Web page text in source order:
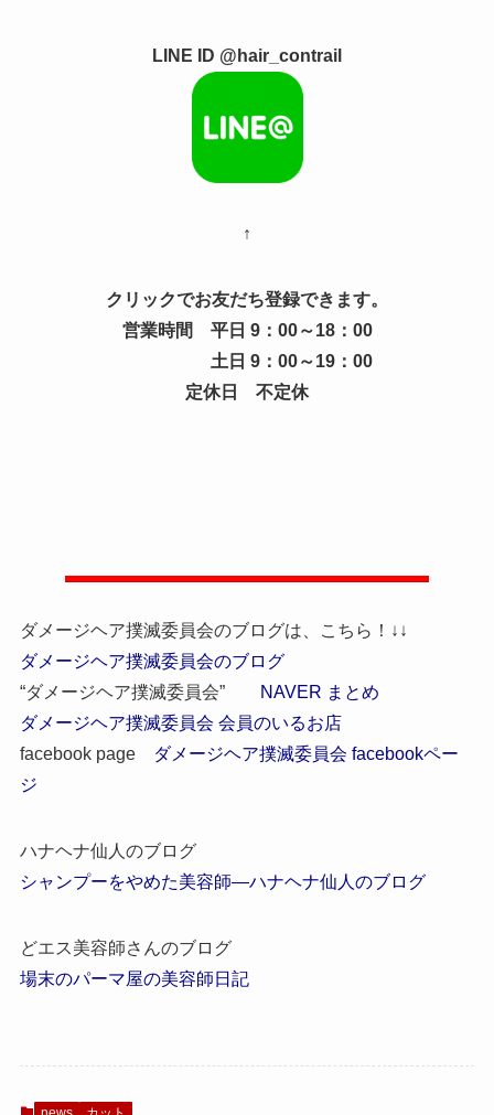
LINE ID @hair_contrail
↑
クリックでお友だち登録できます。
営業時間 平日 9：00～18：00
土日 9：00～19：00
定休日 不定休
ダメージヘア撲滅委員会のブログは、こちら！↓↓
ダメージヘア撲滅委員会のブログ
“ダメージヘア撲滅委員会”
NAVER まとめ
ダメージヘア撲滅委員会 会員のいるお店
facebook page
ダメージヘア撲滅委員会 facebookペー
ジ
ハナヘナ仙人のブログ
シャンプーをやめた美容師―ハナヘナ仙人のブログ
どエス美容師さんのブログ
場末のパーマ屋の美容師日記